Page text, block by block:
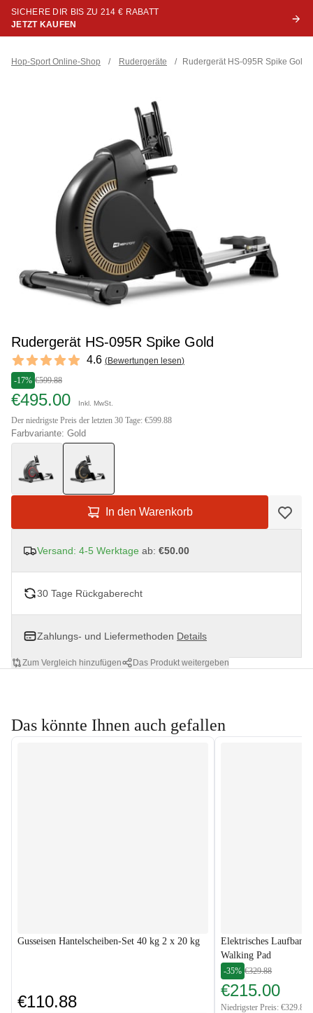
SICHERE DIR BIS ZU 214 € RABATT
JETZT KAUFEN
Hop-Sport Online-Shop / Rudergeräte / Rudergerät HS-095R Spike Gold
Rudergerät HS-095R Spike Gold
Reviews
4.6 out of 5 stars 4.6 (Bewertungen lesen)
-17% €599.88
€495.00 Inkl. MwSt.
Der niedrigste Preis der letzten 30 Tage: €599.88
Farbvariante: Gold
In den Warenkorb
Versand: 4-5 Werktage ab: €50.00
30 Tage Rückgaberecht
Zahlungs- und Liefermethoden Details
Zum Vergleich hinzufügen Das Produkt weitergeben
Das könnte Ihnen auch gefallen
Gusseisen Hantelscheiben-Set 40 kg 2 x 20 kg
€110.88
Elektrisches Laufband
Walking Pad
-35% €329.88
€215.00
Niedrigster Preis: €329.88